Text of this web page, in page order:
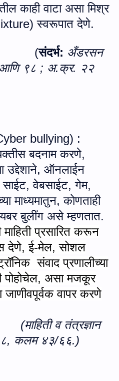
काही वाटा असा मिश्र
स्वरूपात देणे.
(संदर्भ: अँडरसन
९८ ; अ.क्र. २२
bullying) :
बदनाम करणे,
, ऑनलाईन
साईट,वेबसाईट,गेम,
माध्‍यमातुन, कोणताही
बुलींग असे म्हणतात.
माहिती प्रसारित करून
देणे, ई-मेल,सोशल
संवाद प्रणालीच्या
पोहोचेल, असा मजकूर
जाणीवपूर्वक वापर करणे
(माहिती व तंत्रज्ञान
कलम ४३/६६.)